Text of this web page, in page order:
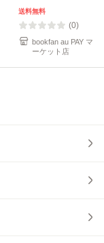
送料無料
(0)
bookfan au PAY マ
ーケット店